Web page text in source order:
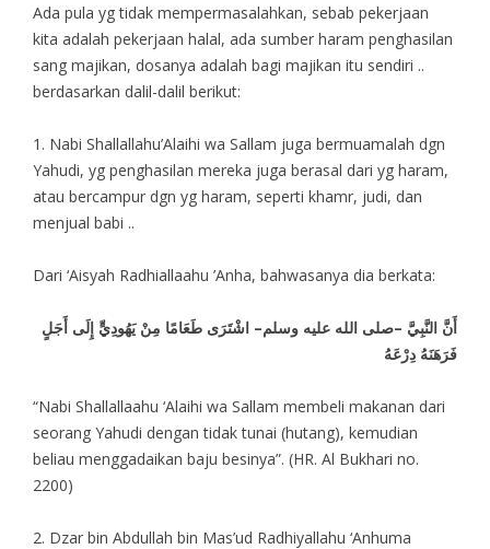
Ada pula yg tidak mempermasalahkan, sebab pekerjaan
kita adalah pekerjaan halal, ada sumber haram penghasilan
sang majikan, dosanya adalah bagi majikan itu sendiri ..
berdasarkan dalil-dalil berikut:
1. Nabi Shallallahu’Alaihi wa Sallam juga bermuamalah dgn
Yahudi, yg penghasilan mereka juga berasal dari yg haram,
atau bercampur dgn yg haram, seperti khamr, judi, dan
menjual babi ..
Dari ‘Aisyah Radhiallaahu ’Anha, bahwasanya dia berkata:
أَنَّ النَّبِيَّ –صلى الله عليه وسلم– اشْتَرَى طَعَامًا مِنْ يَهُودِيٍّ إِلَى أَجَلٍ
فَرَهَنَهُ دِرْعَهُ
“Nabi Shallallaahu ‘Alaihi wa Sallam membeli makanan dari
seorang Yahudi dengan tidak tunai (hutang), kemudian
beliau menggadaikan baju besinya”. (HR. Al Bukhari no.
2200)
2. Dzar bin Abdullah bin Mas’ud Radhiyallahu ‘Anhuma